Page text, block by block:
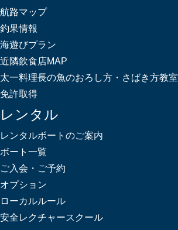
航路マップ
釣果情報
海遊びプラン
近隣飲食店MAP
太一料理長の魚のおろし方・さばき方教室
免許取得
レンタル
レンタルボートのご案内
ボート一覧
ご入会・ご予約
オプション
ローカルルール
安全レクチャースクール